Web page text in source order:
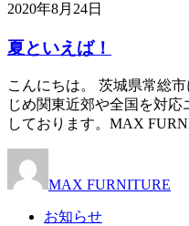
2020年8月24日
夏といえば！
こんにちは。 茨城県常総
じめ関東近郊や全国を対
しております。MAX
MAX FURNITURE
お知らせ